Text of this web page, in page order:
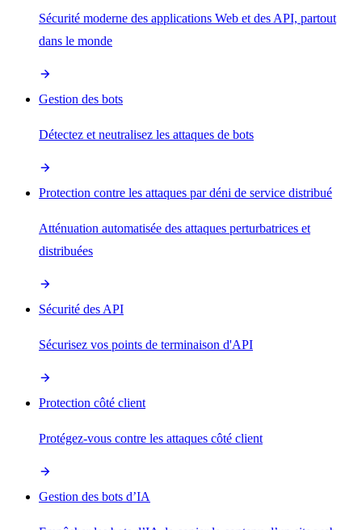
Sécurité moderne des applications Web et des API, partout
dans le monde
Gestion des bots
Détectez et neutralisez les attaques de bots
Protection contre les attaques par déni de service distribué
Atténuation automatisée des attaques perturbatrices et
distribuées
Sécurité des API
Sécurisez vos points de terminaison d'API
Protection côté client
Protégez-vous contre les attaques côté client
Gestion des bots d’IA